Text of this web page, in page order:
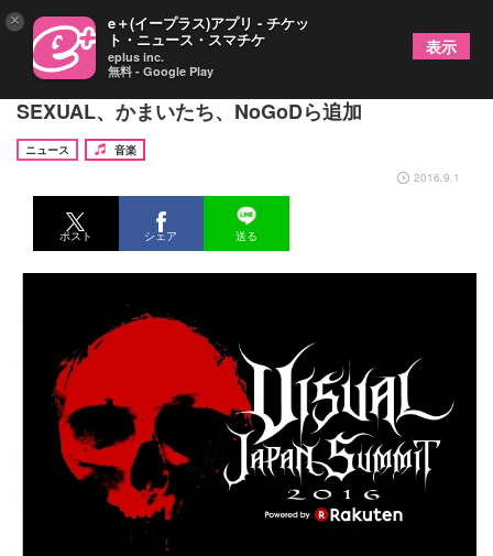
『VISUAL JAPAN SUMMIT 2016』第5弾でBY-
SEXUAL、かまいたち、NoGoDら追加
ニュース
音楽
2016.9.1
ポスト シェア 送る
× e＋(イープラス)アプリ - チケッ
ト・ニュース・スマチケ
eplus inc.
無料 - Google Play
表示